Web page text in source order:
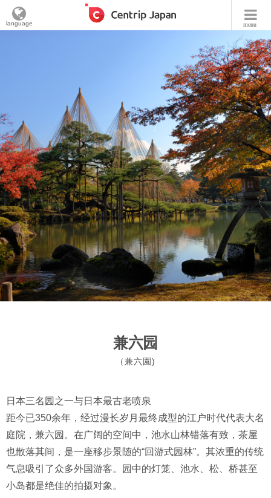
menu
language
兼六园
（兼六園)
日本三名园之一与日本最古老喷泉
距今已350余年，经过漫长岁月最终成型的江户时代代表大名
庭院，兼六园。在广阔的空间中，池水山林错落有致，茶屋
也散落其间，是一座移步景随的“回游式园林”。其浓重的传统
气息吸引了众多外国游客。园中的灯笼、池水、松、桥甚至
小岛都是绝佳的拍摄对象。